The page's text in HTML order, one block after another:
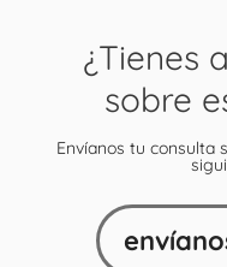
¿Tienes
sobre
Envíanos tu consulta